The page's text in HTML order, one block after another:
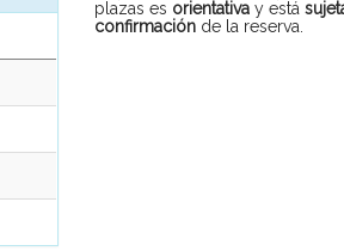
plazas es orientativay está
confirmaciónde la reserva.